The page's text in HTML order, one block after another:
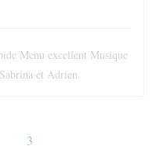
Menu excellent Musique
et Adrien
3